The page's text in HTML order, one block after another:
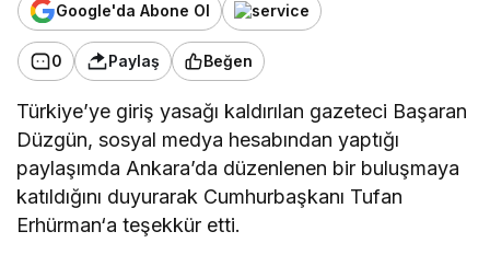
Google'da Abone Ol
0 Paylaş Beğen
Türkiye’ye giriş yasağı kaldırılan gazeteci Başaran
Düzgün, sosyal medya hesabından yaptığı
paylaşımda Ankara’da düzenlenen bir buluşmaya
katıldığını duyurarak Cumhurbaşkanı Tufan
Erhürman‘a teşekkür etti.